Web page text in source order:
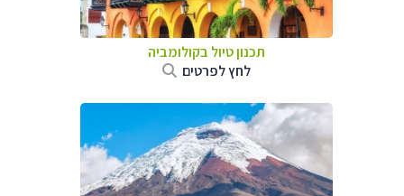
תכנון טיול בקולומביה
לחץ לפרטים